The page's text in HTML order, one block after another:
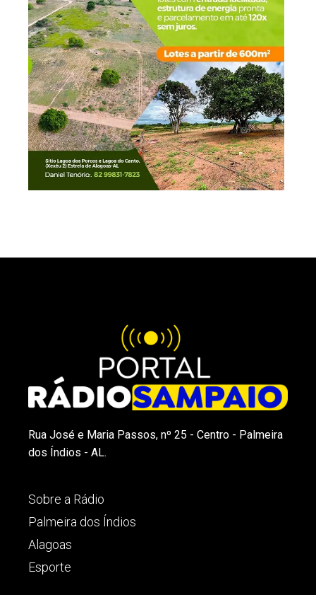
Rua José e Maria Passos, nº 25 - Centro - Palmeira
dos Índios - AL.
Sobre a Rádio
Palmeira dos Índios
Alagoas
Esporte